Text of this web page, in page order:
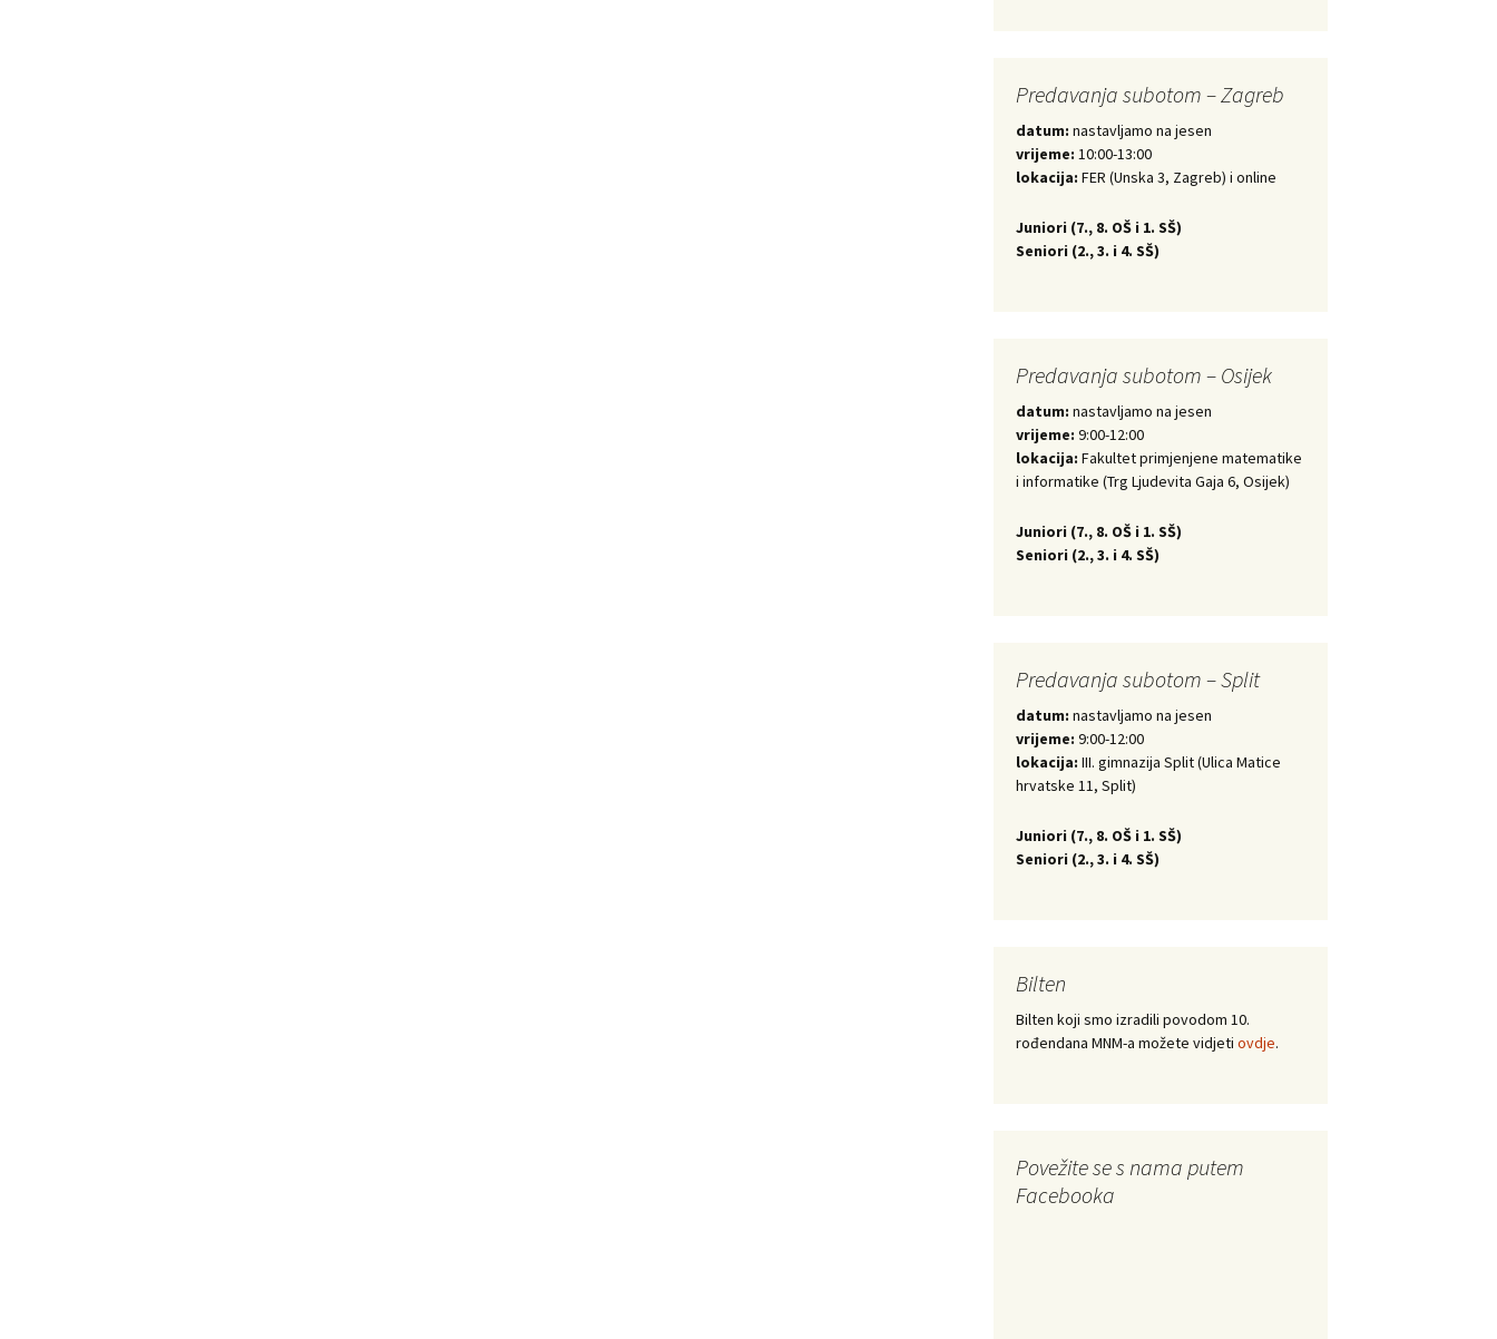
Predavanja subotom – Zagreb
datum: nastavljamo na jesen
vrijeme: 10:00-13:00
lokacija: FER (Unska 3, Zagreb) i online
Juniori (7., 8. OŠ i 1. SŠ)
Seniori (2., 3. i 4. SŠ)
Predavanja subotom – Osijek
datum: nastavljamo na jesen
vrijeme: 9:00-12:00
lokacija: Fakultet primjenjene matematike
i informatike (Trg Ljudevita Gaja 6, Osijek)
Juniori (7., 8. OŠ i 1. SŠ)
Seniori (2., 3. i 4. SŠ)
Predavanja subotom – Split
datum: nastavljamo na jesen
vrijeme: 9:00-12:00
lokacija: III. gimnazija Split (Ulica Matice
hrvatske 11, Split)
Juniori (7., 8. OŠ i 1. SŠ)
Seniori (2., 3. i 4. SŠ)
Bilten
Bilten koji smo izradili povodom 10.
rođendana MNM-a možete vidjeti ovdje.
Povežite se s nama putem
Facebooka